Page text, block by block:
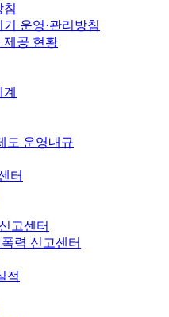
침
운영·관리방침
제공 현황
도 운영내규
터
고센터
력 신고센터
적